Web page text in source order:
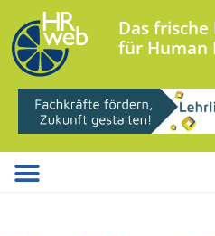
Das frische
für Human